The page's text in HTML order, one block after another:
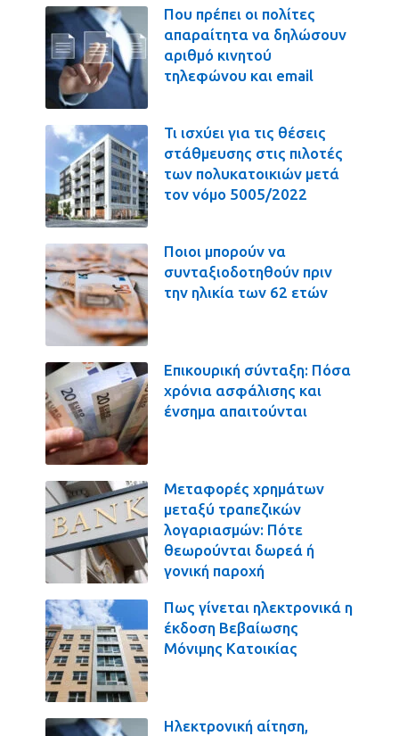
Που πρέπει οι πολίτες
απαραίτητα να δηλώσουν
αριθμό κινητού
τηλεφώνου και email
Τι ισχύει για τις θέσεις
στάθμευσης στις πιλοτές
των πολυκατοικιών μετά
τον νόμο 5005/2022
Ποιοι μπορούν να
συνταξιοδοτηθούν πριν
την ηλικία των 62 ετών
Επικουρική σύνταξη: Πόσα
χρόνια ασφάλισης και
ένσημα απαιτούνται
Μεταφορές χρημάτων
μεταξύ τραπεζικών
λογαριασμών: Πότε
θεωρούνται δωρεά ή
γονική παροχή
Πως γίνεται ηλεκτρονικά η
έκδοση Βεβαίωσης
Μόνιμης Κατοικίας
Ηλεκτρονική αίτηση,